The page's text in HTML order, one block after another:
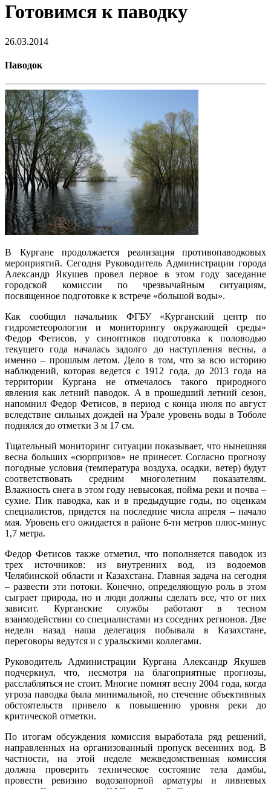
Готовимся к паводку
26.03.2014
Паводок
В Кургане продолжается реализация противопаводковых
мероприятий. Сегодня Руководитель Администрации города
Александр Якушев провел первое в этом году заседание
городской комиссии по чрезвычайным ситуациям,
посвященное подготовке к встрече «большой воды».
Как сообщил начальник ФГБУ «Курганский центр по
гидрометеорологии и мониторингу окружающей среды»
Федор Фетисов, у синоптиков подготовка к половодью
текущего года началась задолго до наступления весны, а
именно – прошлым летом. Дело в том, что за всю историю
наблюдений, которая ведется с 1912 года, до 2013 года на
территории Кургана не отмечалось такого природного
явления как летний паводок. А в прошедший летний сезон,
напомнил Федор Фетисов, в период с конца июля по август
вследствие сильных дождей на Урале уровень воды в Тоболе
поднялся до отметки 3 м 17 см.
Тщательный мониторинг ситуации показывает, что нынешняя
весна больших «сюрпризов» не принесет. Согласно прогнозу
погодные условия (температура воздуха, осадки, ветер) будут
соответствовать средним многолетним показателям.
Влажность снега в этом году невысокая, пойма реки и почва –
сухие. Пик паводка, как и в предыдущие годы, по оценкам
специалистов, придется на последние числа апреля – начало
мая. Уровень его ожидается в районе 6-ти метров плюс-минус
1,7 метра.
Федор Фетисов также отметил, что пополняется паводок из
трех источников: из внутренних вод, из водоемов
Челябинской области и Казахстана. Главная задача на сегодня
– развести эти потоки. Конечно, определяющую роль в этом
сыграет природа, но и люди должны сделать все, что от них
зависит. Курганские службы работают в тесном
взаимодействии со специалистами из соседних регионов. Две
недели назад наша делегация побывала в Казахстане,
переговоры ведутся и с уральскими коллегами.
Руководитель Администрации Кургана Александр Якушев
подчеркнул, что, несмотря на благоприятные прогнозы,
расслабляться не стоит. Многие помнят весну 2004 года, когда
угроза паводка была минимальной, но стечение объективных
обстоятельств привело к повышению уровня реки до
критической отметки.
По итогам обсуждения комиссия выработала ряд решений,
направленных на организованный пропуск весенних вод. В
частности, на этой неделе межведомственная комиссия
должна проверить техническое состояние тела дамбы,
провести ревизию водозапорной арматуры и ливневых